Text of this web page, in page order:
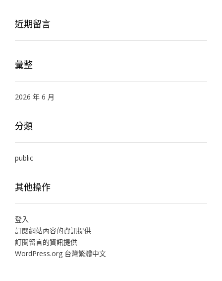
近期留言
彙整
2026 年 6 月
分類
public
其他操作
登入
訂閱網站內容的資訊提供
訂閱留言的資訊提供
WordPress.org 台灣繁體中文